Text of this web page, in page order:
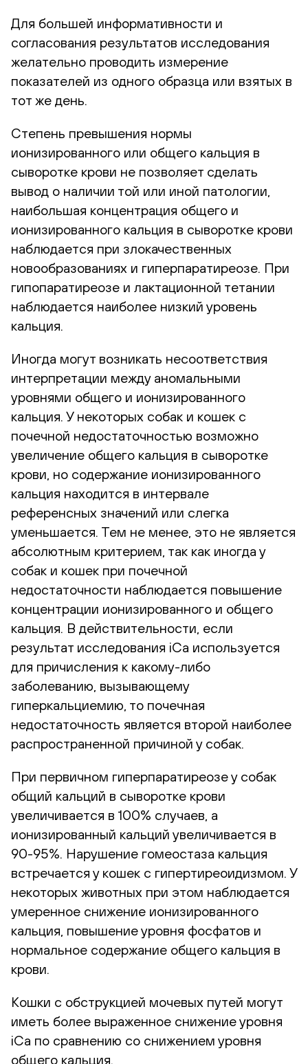
Для большей информативности и
согласования результатов исследования
желательно проводить измерение
показателей из одного образца или взятых в
тот же день.
Степень превышения нормы
ионизированного или общего кальция в
сыворотке крови не позволяет сделать
вывод о наличии той или иной патологии,
наибольшая концентрация общего и
ионизированного кальция в сыворотке крови
наблюдается при злокачественных
новообразованиях и гиперпаратиреозе. При
гипопаратиреозе и лактационной тетании
наблюдается наиболее низкий уровень
кальция.
Иногда могут возникать несоответствия
интерпретации между аномальными
уровнями общего и ионизированного
кальция. У некоторых собак и кошек с
почечной недостаточностью возможно
увеличение общего кальция в сыворотке
крови, но содержание ионизированного
кальция находится в интервале
референсных значений или слегка
уменьшается. Тем не менее, это не является
абсолютным критерием, так как иногда у
собак и кошек при почечной
недостаточности наблюдается повышение
концентрации ионизированного и общего
кальция. В действительности, если
результат исследования iCa используется
для причисления к какому-либо
заболеванию, вызывающему
гиперкальциемию, то почечная
недостаточность является второй наиболее
распространенной причиной у собак.
При первичном гиперпаратиреозе у собак
общий кальций в сыворотке крови
увеличивается в 100% случаев, а
ионизированный кальций увеличивается в
90-95%. Нарушение гомеостаза кальция
встречается у кошек с гипертиреоидизмом. У
некоторых животных при этом наблюдается
умеренное снижение ионизированного
кальция, повышение уровня фосфатов и
нормальное содержание общего кальция в
крови.
Кошки с обструкцией мочевых путей могут
иметь более выраженное снижение уровня
iCa по сравнению со снижением уровня
общего кальция.